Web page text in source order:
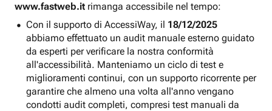
www.fastweb.it rimanga accessibile nel tempo:
Con il supporto di AccessiWay, il 18/12/2025
abbiamo effettuato un audit manuale esterno guidato
da esperti per verificare la nostra conformità
all'accessibilità. Manteniamo un ciclo di test e
miglioramenti continui, con un supporto ricorrente per
garantire che almeno una volta all'anno vengano
condotti audit completi, compresi test manuali da